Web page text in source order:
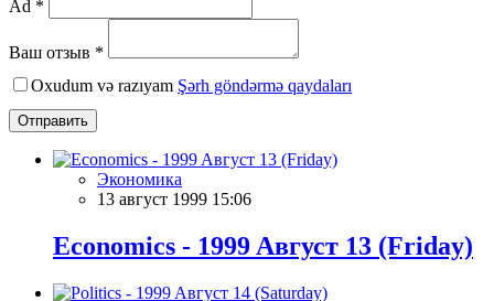
Ad *
Ваш отзыв *
Oxudum və razıyam Şərh göndərmə qaydaları
Отправить
Экономика
13 август 1999 15:06
Economics - 1999 Aвгуст 13 (Friday)